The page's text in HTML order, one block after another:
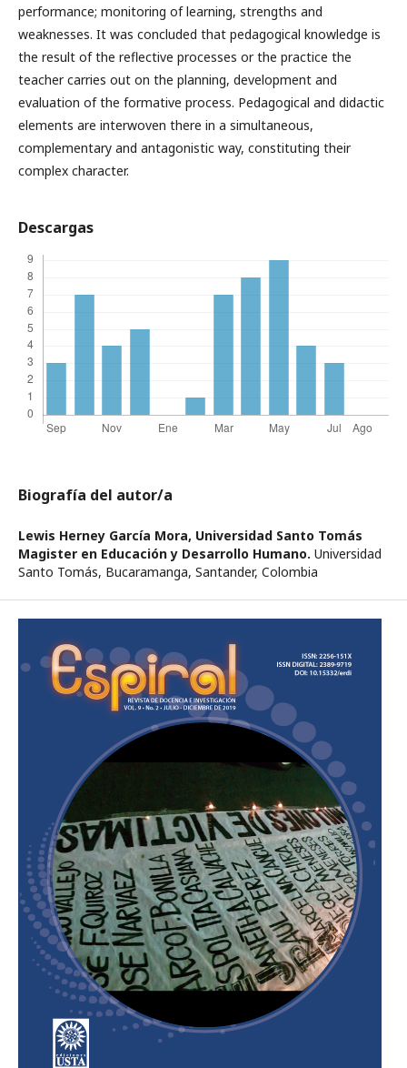
performance; monitoring of learning, strengths and
weaknesses. It was concluded that pedagogical knowledge is
the result of the reflective processes or the practice the
teacher carries out on the planning, development and
evaluation of the formative process. Pedagogical and didactic
elements are interwoven there in a simultaneous,
complementary and antagonistic way, constituting their
complex character.
Descargas
Biografía del autor/a
Lewis Herney García Mora, Universidad Santo Tomás
Magister en Educación y Desarrollo Humano. Universidad
Santo Tomás, Bucaramanga, Santander, Colombia